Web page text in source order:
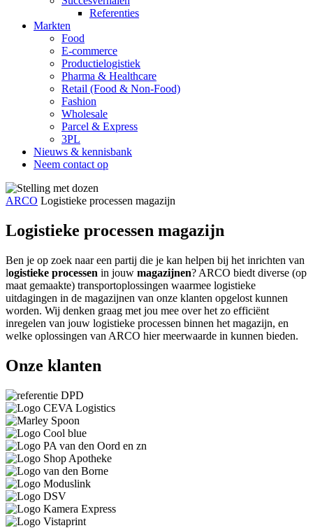
Referenties
Markten
Food
E-commerce
Productielogistiek
Pharma & Healthcare
Retail (Food & Non-Food)
Fashion
Wholesale
Parcel & Express
3PL
Nieuws & kennisbank
Neem contact op
ARCO Logistieke processen magazijn
Logistieke processen magazijn
Ben je op zoek naar een partij die je kan helpen bij het inrichten van
logistieke processen in jouw magazijnen? ARCO biedt diverse (op
maat gemaakte) transportoplossingen waarmee logistieke
uitdagingen in de magazijnen van onze klanten opgelost kunnen
worden. Wij denken graag met jou mee over het zo efficiënt
inregelen van jouw logistieke processen binnen het magazijn, en
welke oplossingen van ARCO hier meerwaarde in kunnen bieden.
Onze klanten